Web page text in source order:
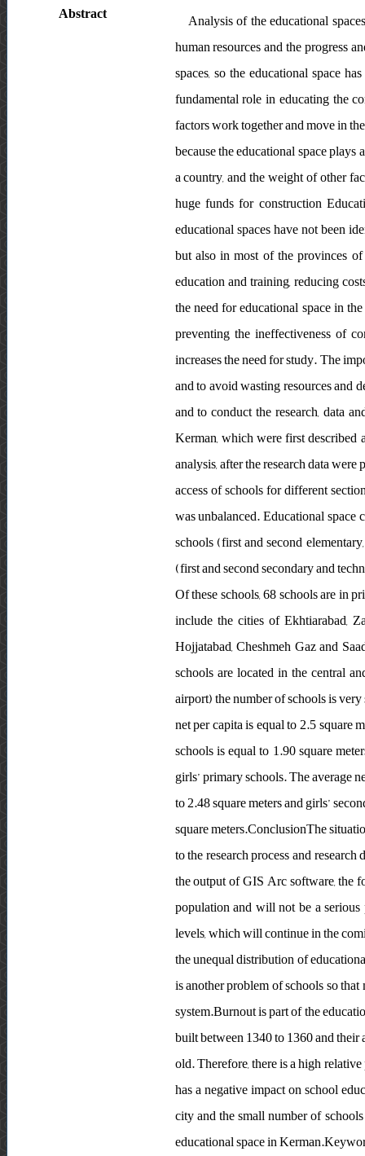
Abstract
Analysis of the educational
human resources and the progress
spaces, so the educational space
fundamental role in educating the
factors work together and move in
because the educational space
a country, and the weight of other
huge funds for construction
educational spaces have not been
but also in most of the provinces
education and training, reducing
the need for educational space in
preventing the ineffectiveness of
increases the need for study. The
and to avoid wasting resources and
and to conduct the research, data
Kerman, which were first described
analysis, after the research data
access of schools for different
was unbalanced. Educational
schools (first and second
(first and second secondary and
Of these schools, 68 schools are in
include the cities of Ekhtiarabad,
Hojjatabad, Cheshmeh Gaz and
schools are located in the central
airport) the number of schools is
net per capita is equal to 2.5 square
schools is equal to 1.90 square
girls’ primary schools. The average
to 2.48 square meters and girls’
square meters.ConclusionThe
to the research process and
the output of GIS Arc software, the
population and will not be a
levels, which will continue in the
the unequal distribution of
is another problem of schools so
system.Burnout is part of the
built between 1340 to 1360 and their
old. Therefore, there is a high
has a negative impact on school
city and the small number of
educational space in